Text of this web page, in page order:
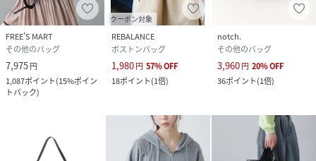
FREE'S MART
その他のバッグ
7,975円
1,087ポイント(15%ポイン
トバック)
クーポン対象
REBALANCE
ボストンバッグ
1,980円 57%OFF
18ポイント(1倍)
notch.
その他のバッグ
3,960円 20%OFF
36ポイント(1倍)